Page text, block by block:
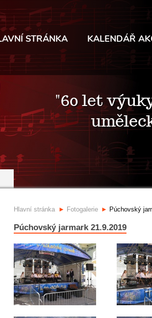
STRÁNKA KALENDÁŘ
"60 let
Hlavní stránka Fotogalerie Púchovský
Púchovský jarmark 21.9.2019